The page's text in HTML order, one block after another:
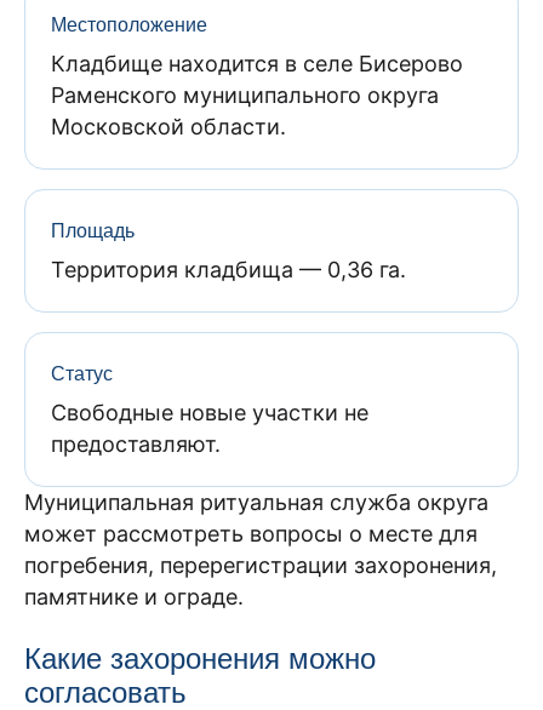
Местоположение
Кладбище находится в селе Бисерово
Раменского муниципального округа
Московской области.
Площадь
Территория кладбища — 0,36 га.
Статус
Свободные новые участки не
предоставляют.
Муниципальная ритуальная служба округа
может рассмотреть вопросы о месте для
погребения, перерегистрации захоронения,
памятнике и ограде.
Какие захоронения можно
согласовать